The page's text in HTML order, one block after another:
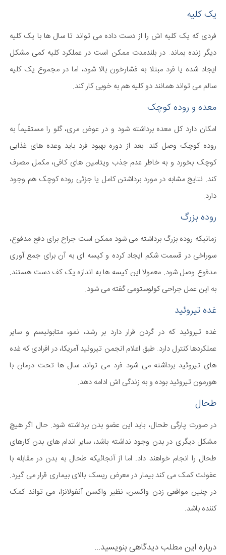
یک کلیه
فردی که یک کلیه اش را از دست داده می تواند تا سال ها با یک کلیه
دیگر زنده بماند. در بلندمدت ممکن است در عملکرد کلیه کمی مشکل
ایجاد شده یا فرد مبتلا به فشارخون بالا شود، اما در مجموع یک کلیه
سالم می تواند همانند دو کلیه هم به خوبی کار کند.
معده و روده کوچک
امکان دارد کل معده برداشته شود و در عوض مری، گلو را مستقیماً به
روده کوچک وصل کند. بعد از دوره بهبود فرد باید وعده های غذایی
کوچک بخورد و به خاطر عدم جذب ویتامین های کافی، مکمل مصرف
کند. نتایج مشابه در مورد برداشتن کامل یا جزئی روده کوچک هم وجود
دارد.
روده بزرگ
زمانیکه روده بزرگ برداشته می شود ممکن است جراح برای دفع مدفوع،
سوراخی در قسمت شکم ایجاد کرده و کیسه ای به آن برای جمع آوری
مدفوع وصل شود. معمولا این کیسه ها به اندازه یک کف دست هستند.
به این عمل جراحی کولوستومی گفته می شود.
غده تیروئید
غده تیروئید که در گردن قرار دارد بر رشد، نمو، متابولیسم و سایر
عملکردها کنترل دارد. طبق اعلام انجمن تیروئید آمریکا، در افرادی که غده
های تیروئید برداشته می شود فرد می تواند سال ها تحت درمان با
هورمون تیروئید بوده و به زندگی اش ادامه دهد.
طحال
در صورت پارگی طحال، باید این عضو بدن برداشته شود. حال اگر هیچ
مشکل دیگری در بدن وجود نداشته باشد، سایر اندام های بدن کارهای
طحال را انجام خواهند داد. اما از آنجائیکه طحال به بدن در مقابله با
عفونت کمک می کند بیمار در معرض ریسک بالای بیماری قرار می گیرد.
در چنین مواقعی زدن واکسن، نظیر واکسن آنفولانزا، می تواند کمک
کننده باشد.
درباره این مطلب دیدگاهی بنویسید...